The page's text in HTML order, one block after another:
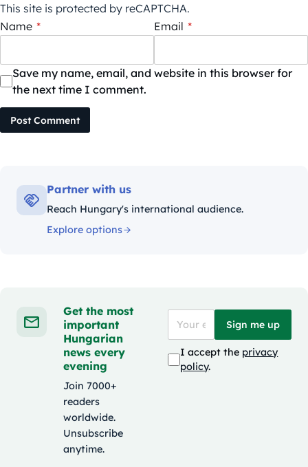
This site is protected by reCAPTCHA.
Name * Email *
Save my name, email, and website in this browser for
the next time I comment.
Post Comment
Partner with us
Reach Hungary's international audience.
Explore options
Get the most
important
Hungarian
news every
evening
Join 7000+
readers
worldwide.
Unsubscribe
anytime.
Sign me up
I accept the privacy
policy.